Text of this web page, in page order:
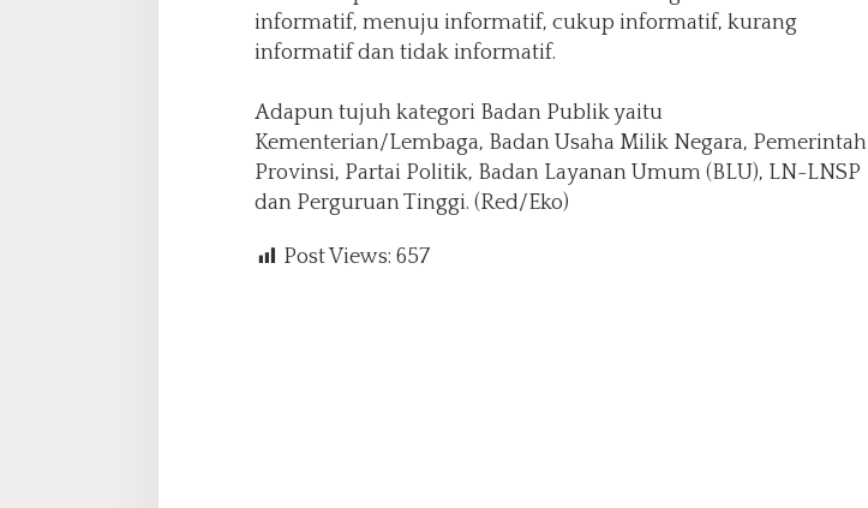
informatif, menuju informatif, cukup informatif, kurang
informatif dan tidak informatif.
Adapun tujuh kategori Badan Publik yaitu
Kementerian/Lembaga, Badan Usaha Milik Negara, Pemerintah
Provinsi, Partai Politik, Badan Layanan Umum (BLU), LN-LNSP
dan Perguruan Tinggi. (Red/Eko)
Post Views: 657